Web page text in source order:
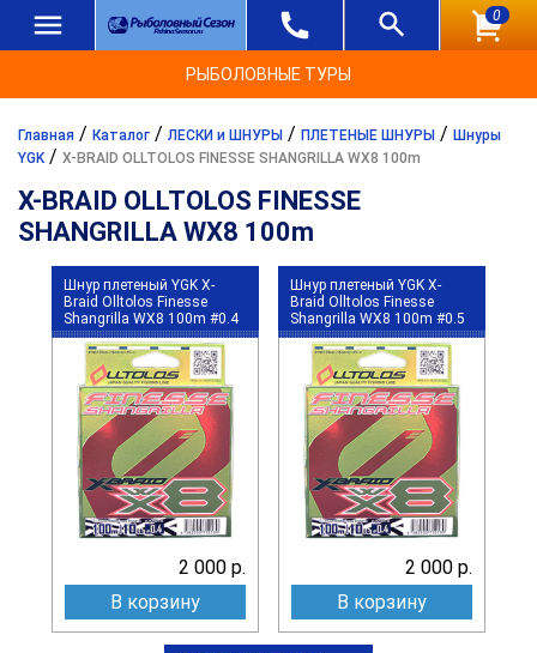
0
РЫБОЛОВНЫЕ ТУРЫ
Главная / Каталог / ЛЕСКИ и ШНУРЫ / ПЛЕТЕНЫЕ ШНУРЫ / Шнуры
YGK/ X-BRAID OLLTOLOS FINESSE SHANGRILLA WX8 100m
X-BRAID OLLTOLOS FINESSE
SHANGRILLA WX8 100m
Шнур плетеный YGK X-
Braid Olltolos Finesse
Shangrilla WX8 100m #0.4
2 000 р.
В корзину
Шнур плетеный YGK X-
Braid Olltolos Finesse
Shangrilla WX8 100m #0.5
2 000 р.
В корзину